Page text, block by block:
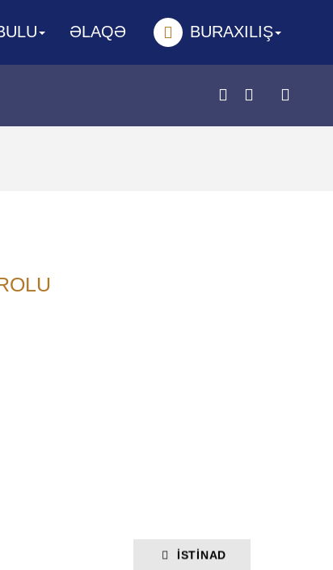
ƏLAQƏ BURAXILIŞ
İSTINAD